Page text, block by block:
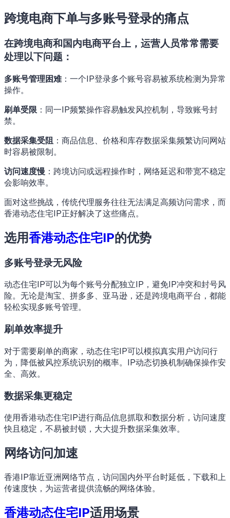
跨境电商下单与多账号登录的痛点
在跨境电商和国内电商平台上，运营人员常常需要
处理以下问题：
多账号管理困难：一个IP登录多个账号容易被系统检测为异常
操作。
刷单受限 ：同一IP频繁操作容易触发风控机制，导致账号封
禁。
数据采集受阻 ：商品信息、价格和库存数据采集频繁访问网站
时容易被限制。
访问速度慢 ：跨境访问或远程操作时，网络延迟和带宽不稳定
会影响效率。
面对这些挑战，传统代理服务往往无法满足高频访问需求，而
香港动态住宅IP正好解决了这些痛点。
选用香港动态住宅IP的优势
多账号登录无风险
动态住宅IP可以为每个账号分配独立IP，避免IP冲突和封号风
险。无论是淘宝、拼多多、亚马逊，还是跨境电商平台，都能
轻松实现多账号管理。
刷单效率提升
对于需要刷单的商家，动态住宅IP可以模拟真实用户访问行
为，降低被风控系统识别的概率。IP动态切换机制确保操作安
全、高效。
数据采集更稳定
使用香港动态住宅IP进行商品信息抓取和数据分析，访问速度
快且稳定，不易被封锁，大大提升数据采集效率。
网络访问加速
香港IP靠近亚洲网络节点，访问国内外平台时延低，下载和上
传速度快，为运营者提供流畅的网络体验。
香港动态住宅IP适用场景